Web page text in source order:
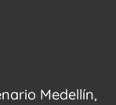
Medellín,